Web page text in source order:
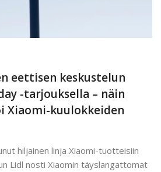
eettisen keskustelun
-tarjouksella – näin
Xiaomi-kuulokkeiden
hiljainen linja Xiaomi-tuotteisiin
Lidl nosti Xiaomin täyslangattomat